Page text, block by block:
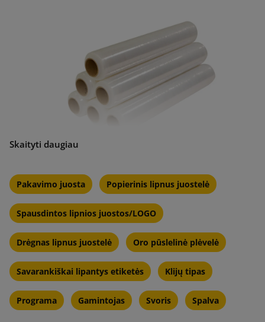
Ištempimo plėvelės specifikacijos:
Pagaminti iš plastiko arba EKO
Pasirodo skaidrios ir juodos spalvos
Ekonominė
Stiprus
Lankstumas
Pakavimo juosta Popierinis lipnus juostelė
Spausdintos lipnios juostos/LOGO
Drėgnas lipnus juostelė Oro pūslelinė plėvelė
Savarankiškai lipantys etiketės Klijų tipas
Programa Gamintojas Svoris Spalva